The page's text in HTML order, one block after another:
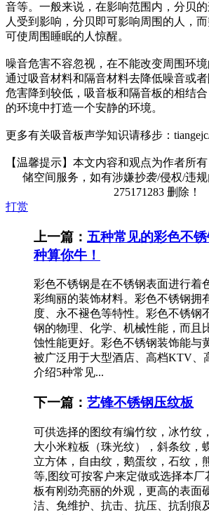
音等。一般来说，在影响范围内，分贝
人受到影响，分贝即可影响周围的人，
可使周围睡眠的人惊醒。
噪音危害不容忽视，在不能改变周围环
通过吸音材料和隔音材料去降低噪音或
危害降到较低，吸音板和隔音板的相结
的环境中打造一个安静的环境。
更多有关吸音板声学知识请移步：
【温馨提示】本文内容和观点为作者所
储空间服务，如有涉嫌抄袭/侵权/违规
275171283 删除！
打赏
上一篇： 五种常见的彩色不
种算你牛！
彩色不锈钢是在不锈钢表面进行着
彩绚丽的装饰材料。彩色不锈钢拥
度、永不褪色等特性。彩色不锈钢
钢的物理、化学、机械性能，而且
蚀性能更好。彩色不锈钢装饰能与
被广泛用于大型酒店、高档KTV、
介绍5种常见...
下一篇： 艺锋不锈钢压纹板
可供选择的图纹有编竹纹，冰竹纹
大小米粒板（珠光纹），斜条纹，
立方体，自由纹，鹅蛋纹，石纹，
等,图纹可按客户来定做或选择本
板有刚劲亮丽的外观，更高的表面
洁、免维护、抗击、抗压、抗刮痕